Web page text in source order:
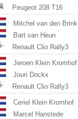
Peugeot 208 T16
Mitchel van den Brink
Bart van Heun
Renault Clio Rally3
Jeroen Klein Kromhof
Jouri Dockx
Renault Clio Rally3
Ceriel Klein Kromhof
Marcel Hanstede